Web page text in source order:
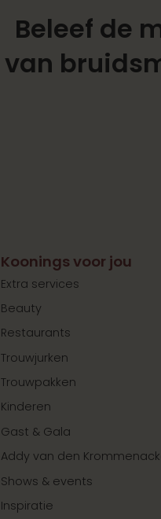
Beleef de
van
Koonings voor jou
Extra services
Beauty
Restaurants
Trouwjurken
Trouwpakken
Kinderen
Gast & Gala
Addy van den
Shows & events
Inspiratie